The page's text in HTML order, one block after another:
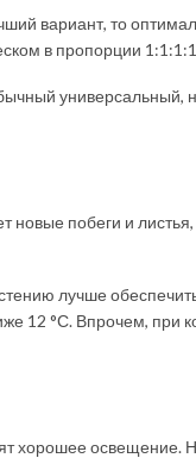
вариант, то
в пропорции
универсальный,
новые побеги и
лучше
12 °С. Впрочем, при
хорошее освещение.